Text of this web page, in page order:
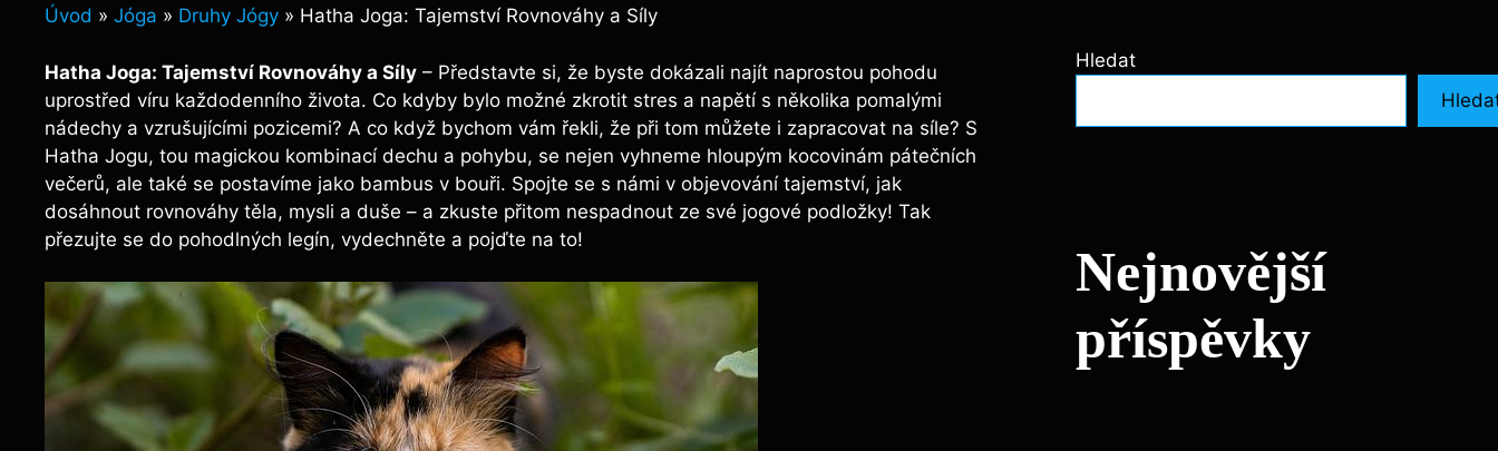
Úvod » Jóga » Druhy Jógy » Hatha Joga: Tajemství Rovnováhy a Síly
Hatha Joga: Tajemství Rovnováhy a Síly – Představte si, že byste dokázali najít naprostou pohodu
uprostřed víru každodenního života. Co kdyby bylo možné zkrotit stres a napětí s několika pomalými
nádechy a vzrušujícími pozicemi? A co když bychom vám řekli, že při tom můžete i zapracovat na síle? S
Hatha Jogu, tou magickou kombinací dechu a pohybu, se nejen vyhneme hloupým kocovinám pátečních
večerů, ale také se postavíme jako bambus v bouři. Spojte se s námi v objevování tajemství, jak
dosáhnout rovnováhy těla, mysli a duše – a zkuste přitom nespadnout ze své jogové podložky! Tak
přezujte se do pohodlných legín, vydechněte a pojďte na to!
Hledat
Nejnovější
příspěvky